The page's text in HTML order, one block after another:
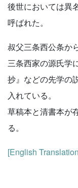
後世においては異
呼ばれた。
叔父三条西公条か
三条西家の源氏学
抄』などの先学の
入れている。
草稿本と清書本が
る。
[English